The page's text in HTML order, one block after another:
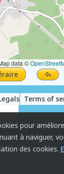
data ©
Terms of
pour
à naviguer,
des cookies.